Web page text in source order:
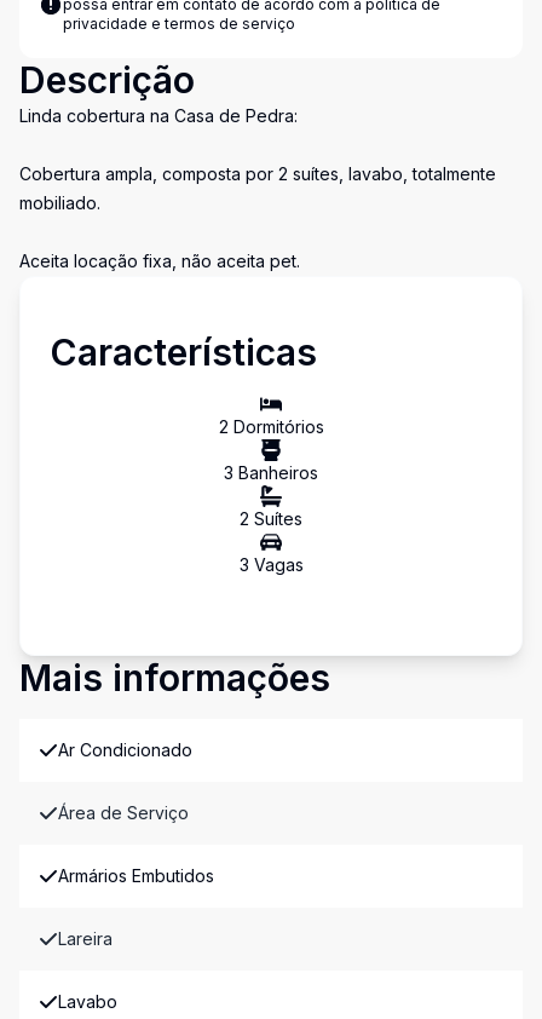
possa entrar em contato de acordo com a política de
privacidade e termos de serviço
Descrição
Linda cobertura na Casa de Pedra:
Cobertura ampla, composta por 2 suítes, lavabo, totalmente
mobiliado.
Aceita locação fixa, não aceita pet.
Características
2 Dormitórios
3 Banheiros
2 Suítes
3 Vagas
Mais informações
Ar Condicionado
Área de Serviço
Armários Embutidos
Lareira
Lavabo